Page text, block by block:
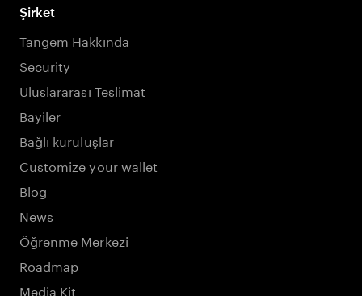
Şirket
Tangem Hakkında
Security
Uluslararası Teslimat
Bayiler
Bağlı kuruluşlar
Customize your wallet
Blog
News
Öğrenme Merkezi
Roadmap
Media Kit